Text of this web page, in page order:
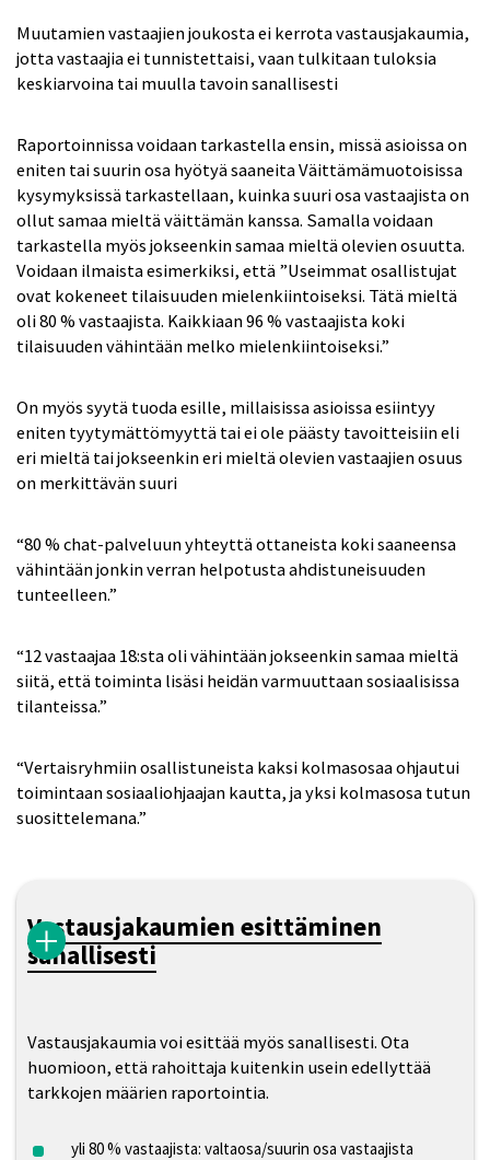
Muutamien vastaajien joukosta ei kerrota vastausjakaumia,
jotta vastaajia ei tunnistettaisi, vaan tulkitaan tuloksia
keskiarvoina tai muulla tavoin sanallisesti
Raportoinnissa voidaan tarkastella ensin, missä asioissa on
eniten tai suurin osa hyötyä saaneita Väittämämuotoisissa
kysymyksissä tarkastellaan, kuinka suuri osa vastaajista on
ollut samaa mieltä väittämän kanssa. Samalla voidaan
tarkastella myös jokseenkin samaa mieltä olevien osuutta.
Voidaan ilmaista esimerkiksi, että ”Useimmat osallistujat
ovat kokeneet tilaisuuden mielenkiintoiseksi. Tätä mieltä
oli 80 % vastaajista. Kaikkiaan 96 % vastaajista koki
tilaisuuden vähintään melko mielenkiintoiseksi.”
On myös syytä tuoda esille, millaisissa asioissa esiintyy
eniten tyytymättömyyttä tai ei ole päästy tavoitteisiin eli
eri mieltä tai jokseenkin eri mieltä olevien vastaajien osuus
on merkittävän suuri
“80 % chat-palveluun yhteyttä ottaneista koki saaneensa
vähintään jonkin verran helpotusta ahdistuneisuuden
tunteelleen.”
“12 vastaajaa 18:sta oli vähintään jokseenkin samaa mieltä
siitä, että toiminta lisäsi heidän varmuuttaan sosiaalisissa
tilanteissa.”
“Vertaisryhmiin osallistuneista kaksi kolmasosaa ohjautui
toimintaan sosiaaliohjaajan kautta, ja yksi kolmasosa tutun
suosittelemana.”
Vastausjakaumien esittäminen
sanallisesti
Vastausjakaumia voi esittää myös sanallisesti. Ota
huomioon, että rahoittaja kuitenkin usein edellyttää
tarkkojen määrien raportointia.
yli 80 % vastaajista: valtaosa/suurin osa vastaajista